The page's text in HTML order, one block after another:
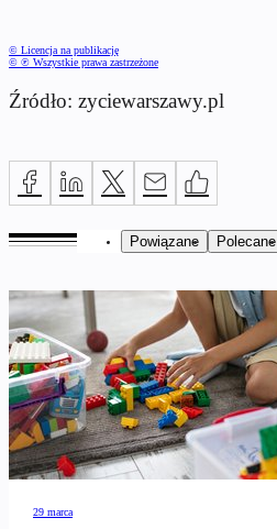
© Licencja na publikację
© ℗ Wszystkie prawa zastrzeżone
Źródło: zyciewarszawy.pl
Powiązane Polecane
29 marca